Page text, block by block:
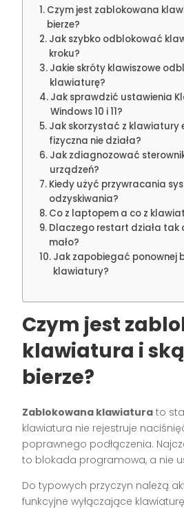
Czym jest zablokowana
bierze?
Jak szybko odblokować
kroku?
Jakie skróty klawiszowe
klawiaturę?
Jak sprawdzić ustawienia
Windows 10 i 11?
Jak skorzystać z klawiatury
fizyczna nie działa?
Jak zdiagnozować
urządzeń?
Kiedy użyć przywracania
odzyskiwania?
Co z laptopem a co z
Dlaczego restart działa tak
mało?
Jak zapobiegać ponownej
klawiatury?
Czym jest
klawiatura i
bierze?
Zablokowana klawiatura to
klawiatura nie rejestruje
poprawnego podłączenia.
to blokada programowa, a nie
Do typowych przyczyn należą
funkcyjne wyłączające